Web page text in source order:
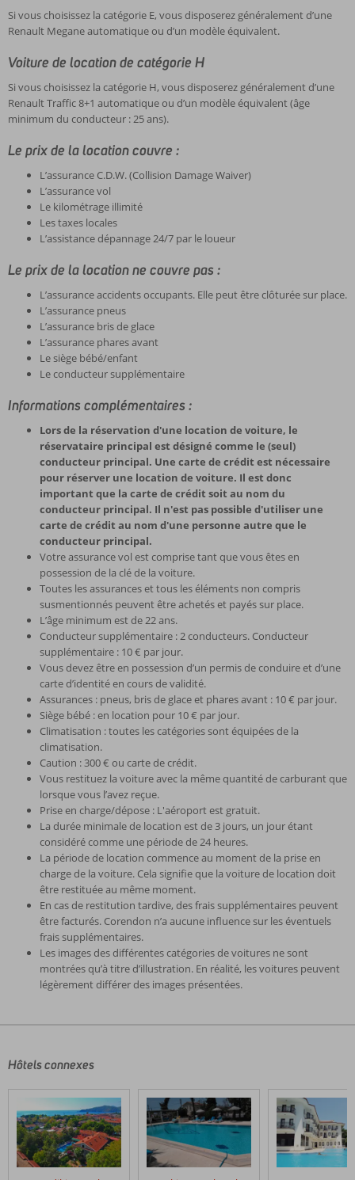
Si vous choisissez la catégorie E, vous disposerez généralement d’une
Renault Megane automatique ou d’un modèle équivalent.
Voiture de location de catégorie H
Si vous choisissez la catégorie H, vous disposerez généralement d’une
Renault Traffic 8+1 automatique ou d’un modèle équivalent (âge
minimum du conducteur : 25 ans).
Le prix de la location couvre :
L’assurance C.D.W. (Collision Damage Waiver)
L’assurance vol
Le kilométrage illimité
Les taxes locales
L’assistance dépannage 24/7 par le loueur
Le prix de la location ne couvre pas :
L’assurance accidents occupants. Elle peut être clôturée sur place.
L’assurance pneus
L’assurance bris de glace
L’assurance phares avant
Le siège bébé/enfant
Le conducteur supplémentaire
Informations complémentaires :
Lors de la réservation d'une location de voiture, le
réservataire principal est désigné comme le (seul)
conducteur principal. Une carte de crédit est nécessaire
pour réserver une location de voiture. Il est donc
important que la carte de crédit soit au nom du
conducteur principal. Il n'est pas possible d'utiliser une
carte de crédit au nom d'une personne autre que le
conducteur principal.
Votre assurance vol est comprise tant que vous êtes en
possession de la clé de la voiture.
Toutes les assurances et tous les éléments non compris
susmentionnés peuvent être achetés et payés sur place.
L’âge minimum est de 22 ans.
Conducteur supplémentaire : 2 conducteurs. Conducteur
supplémentaire : 10 € par jour.
Vous devez être en possession d’un permis de conduire et d’une
carte d’identité en cours de validité.
Assurances : pneus, bris de glace et phares avant : 10 € par jour.
Siège bébé : en location pour 10 € par jour.
Climatisation : toutes les catégories sont équipées de la
climatisation.
Caution : 300 € ou carte de crédit.
Vous restituez la voiture avec la même quantité de carburant que
lorsque vous l’avez reçue.
Prise en charge/dépose : L'aéroport est gratuit.
La durée minimale de location est de 3 jours, un jour étant
considéré comme une période de 24 heures.
La période de location commence au moment de la prise en
charge de la voiture. Cela signifie que la voiture de location doit
être restituée au même moment.
En cas de restitution tardive, des frais supplémentaires peuvent
être facturés. Corendon n’a aucune influence sur les éventuels
frais supplémentaires.
Les images des différentes catégories de voitures ne sont
montrées qu’à titre d’illustration. En réalité, les voitures peuvent
légèrement différer des images présentées.
écrits
clients
après
leur
séjour
Hôtels connexes